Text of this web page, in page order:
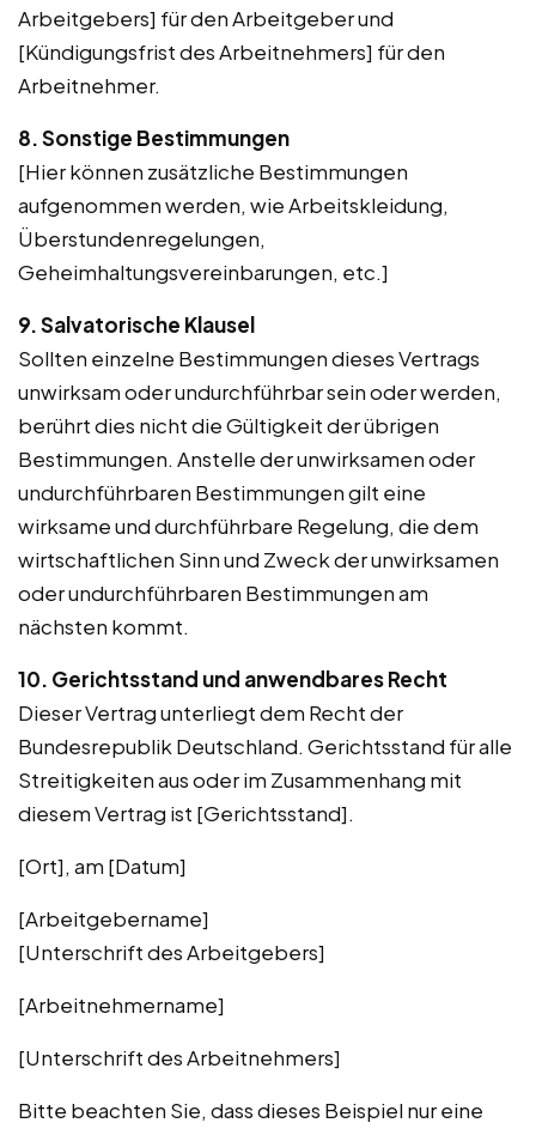
Arbeitgebers] für den Arbeitgeber und
[Kündigungsfrist des Arbeitnehmers] für den
Arbeitnehmer.
8. Sonstige Bestimmungen
[Hier können zusätzliche Bestimmungen
aufgenommen werden, wie Arbeitskleidung,
Überstundenregelungen,
Geheimhaltungsvereinbarungen, etc.]
9. Salvatorische Klausel
Sollten einzelne Bestimmungen dieses Vertrags
unwirksam oder undurchführbar sein oder werden,
berührt dies nicht die Gültigkeit der übrigen
Bestimmungen. Anstelle der unwirksamen oder
undurchführbaren Bestimmungen gilt eine
wirksame und durchführbare Regelung, die dem
wirtschaftlichen Sinn und Zweck der unwirksamen
oder undurchführbaren Bestimmungen am
nächsten kommt.
10. Gerichtsstand und anwendbares Recht
Dieser Vertrag unterliegt dem Recht der
Bundesrepublik Deutschland. Gerichtsstand für alle
Streitigkeiten aus oder im Zusammenhang mit
diesem Vertrag ist [Gerichtsstand].
[Ort], am [Datum]
[Arbeitgebername]
[Unterschrift des Arbeitgebers]
[Arbeitnehmername]
[Unterschrift des Arbeitnehmers]
Bitte beachten Sie, dass dieses Beispiel nur eine